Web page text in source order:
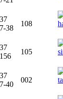
38
108
105
40
002